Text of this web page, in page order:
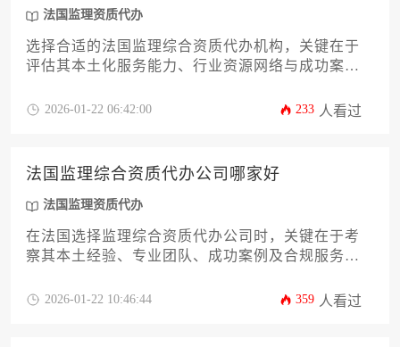
法国监理资质代办
选择合适的法国监理综合资质代办机构，关键在于
评估其本土化服务能力、行业资源网络与成功案例
险管控等十二个维度，系统解析如何筛选靠谱的代
2026-01-22 06:42:00 233 人看过
法国监理综合资质代办公司哪家好
法国监理资质代办
在法国选择监理综合资质代办公司时，关键在于考
察其本土经验、专业团队、成功案例及合规服务能
助企业高效通过法国建筑监理资质审批，降低合规
2026-01-22 10:46:44 359 人看过